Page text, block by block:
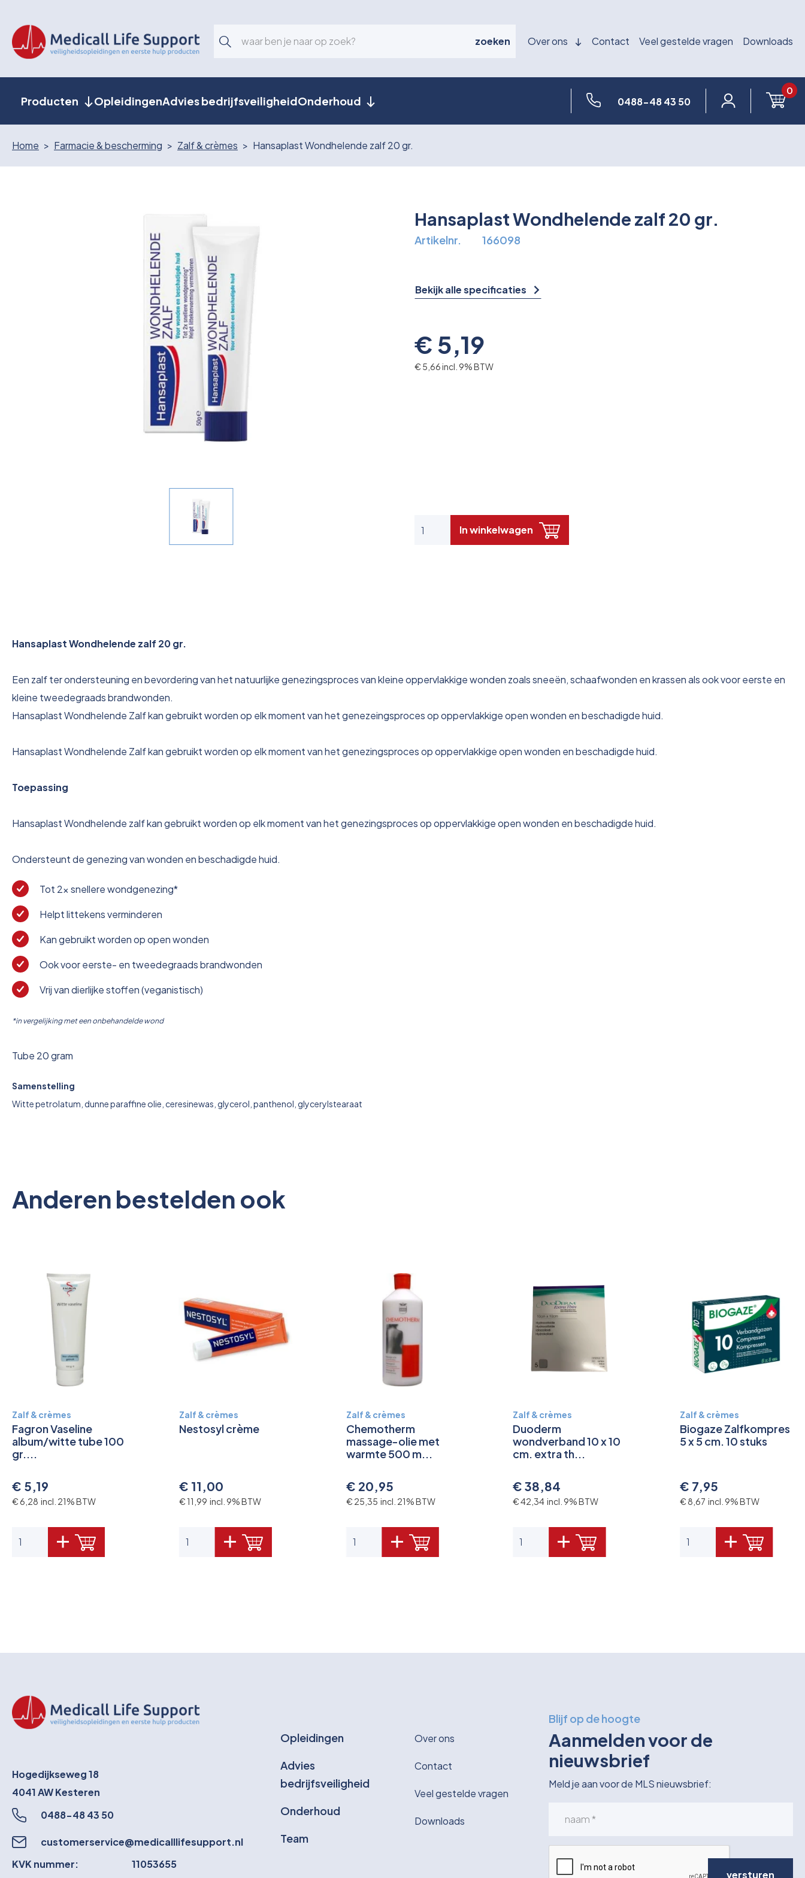
zoeken Over ons Contact Veel gestelde vragen Downloads
Producten OpleidingenAdvies bedrijfsveiligheidOnderhoud 0488-48 43 50
0
Home Farmacie & bescherming Zalf & crèmes Hansaplast Wondhelende zalf 20 gr.
Hansaplast Wondhelende zalf 20 gr.
Artikelnr. 166098
Bekijk alle specificaties
€ 5,19
€ 5,66 incl. 9% BTW
In winkelwagen
Hansaplast Wondhelende zalf 20 gr.
Een zalf ter ondersteuning en bevordering van het natuurlijke genezingsproces van kleine oppervlakkige wonden zoals sneeën, schaafwonden en krassen als ook voor eerste en
kleine tweedegraads brandwonden.
Hansaplast Wondhelende Zalf kan gebruikt worden op elk moment van het genezeingsproces op oppervlakkige open wonden en beschadigde huid.
Hansaplast Wondhelende Zalf kan gebruikt worden op elk moment van het genezingsproces op oppervlakkige open wonden en beschadigde huid.
Toepassing
Hansaplast Wondhelende zalf kan gebruikt worden op elk moment van het genezingsproces op oppervlakkige open wonden en beschadigde huid.
Ondersteunt de genezing van wonden en beschadigde huid.
Tot 2x snellere wondgenezing*
Helpt littekens verminderen
Kan gebruikt worden op open wonden
Ook voor eerste- en tweedegraads brandwonden
Vrij van dierlijke stoffen (veganistisch)
*in vergelijking met een onbehandelde wond
Tube 20 gram
Samenstelling
Witte petrolatum, dunne paraffine olie, ceresinewas, glycerol, panthenol, glycerylstearaat
Anderen bestelden ook
Zalf & crèmes
Fagron Vaseline
album/witte tube 100
gr....
€ 5,19
€ 6,28 incl. 21% BTW
Zalf & crèmes
Nestosyl crème
€ 11,00
€ 11,99 incl. 9% BTW
Zalf & crèmes
Chemotherm
massage-olie met
warmte 500 m...
€ 20,95
€ 25,35 incl. 21% BTW
Zalf & crèmes
Duoderm
wondverband 10 x 10
cm. extra th...
€ 38,84
€ 42,34 incl. 9% BTW
Zalf & crèmes
Biogaze Zalfkompres
5 x 5 cm. 10 stuks
€ 7,95
€ 8,67 incl. 9% BTW
Hogedijkseweg 18
4041 AWKesteren
0488-48 43 50
customerservice@medicalllifesupport.nl
KVK nummer:
11053655
Opleidingen
Advies
bedrijfsveiligheid
Onderhoud
Team
Over ons
Contact
Veel gestelde vragen
Downloads
Blijf op de hoogte
Aanmelden voor de
nieuwsbrief
Meld je aan voor de MLS nieuwsbrief:
versturen